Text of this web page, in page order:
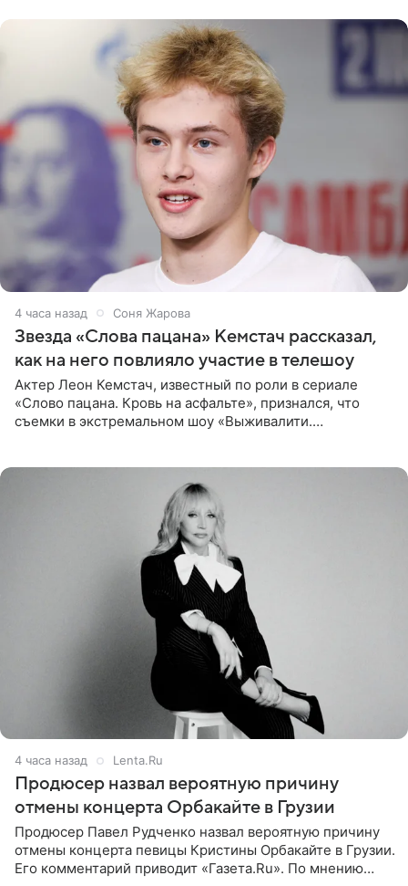
4 часа назад Соня Жарова
Звезда «Слова пацана» Кемстач рассказал,
как на него повлияло участие в телешоу
Актер Леон Кемстач, известный по роли в сериале
«Слово пацана. Кровь на асфальте», признался, что
съемки в экстремальном шоу «Выживалити.
4 часа назад Lenta.Ru
Продюсер назвал вероятную причину
отмены концерта Орбакайте в Грузии
Продюсер Павел Рудченко назвал вероятную причину
отмены концерта певицы Кристины Орбакайте в Грузии.
Его комментарий приводит «Газета.Ru». По мнению